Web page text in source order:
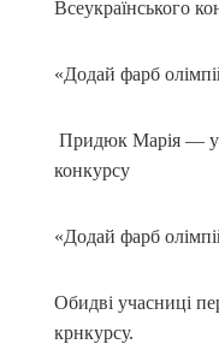
Всеукраїнського
«Додай фарб
Придюк Марія —
конкурсу
«Додай фарб
Обидві учасниці
крнкурсу.